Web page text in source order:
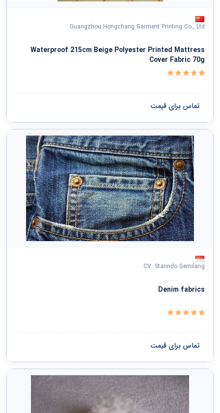
Guangzhou Hongchang Garment Printing Co., Ltd.
Waterproof 215cm Beige Polyester Printed Mattress
Cover Fabric 70g
تماس برای قیمت
CV. Starindo Gemilang
Denim fabrics
تماس برای قیمت